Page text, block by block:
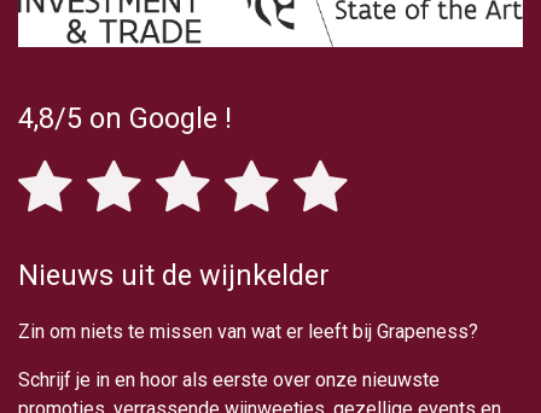
4,8/5 on Google !
Nieuws uit de wijnkelder
Zin om niets te missen van wat er leeft bij Grapeness?
Schrijf je in en hoor als eerste over onze nieuwste